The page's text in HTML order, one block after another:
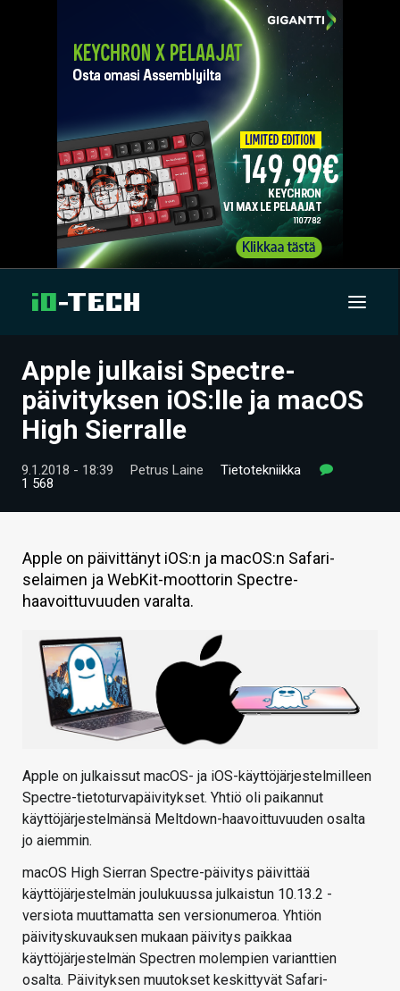
UUTISET
ARTIKKELIT
VIDEOT
HINTA.FI
KAUPPA
VAIHDA TEEMA
HAKU
Apple julkaisi Spectre-
päivityksen iOS:lle ja macOS
High Sierralle
9.1.2018 - 18:39 Petrus Laine
Tietotekniikka
1 568
Apple on päivittänyt iOS:n ja macOS:n Safari-
selaimen ja WebKit-moottorin Spectre-
haavoittuvuuden varalta.
Apple on julkaissut macOS- ja iOS-käyttöjärjestelmilleen
Spectre-tietoturvapäivitykset. Yhtiö oli paikannut
käyttöjärjestelmänsä Meltdown-haavoittuvuuden osalta
jo aiemmin.
macOS High Sierran Spectre-päivitys päivittää
käyttöjärjestelmän joulukuussa julkaistun 10.13.2 -
versiota muuttamatta sen versionumeroa. Yhtiön
päivityskuvauksen mukaan päivitys paikkaa
käyttöjärjestelmän Spectren molempien varianttien
osalta. Päivityksen muutokset keskittyvät Safari-